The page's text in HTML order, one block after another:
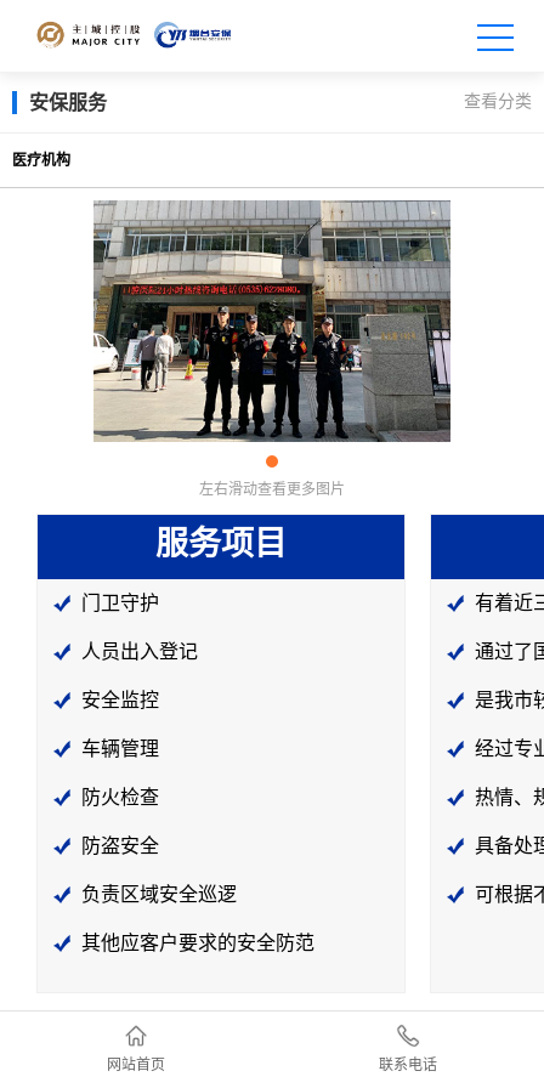
安保服务 查看分类
医疗机构
左右滑动查看更多图片
服务项目
门卫守护
人员出入登记
安全监控
车辆管理
防火检查
防盗安全
负责区域安全巡逻
其他应客户要求的安全防范
有着近
通过了
是我市
经过专
热情、
具备处
可根据
网站首页 联系电话